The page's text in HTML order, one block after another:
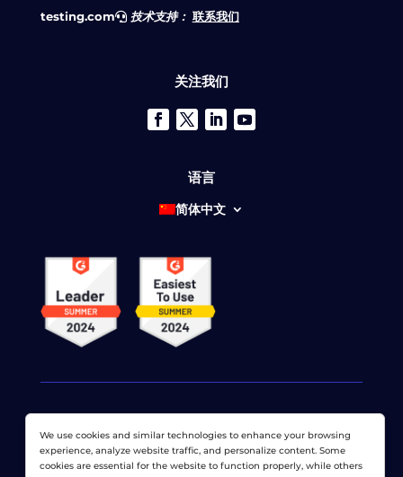
testing.com
技术支持： 联系我们
关注我们
语言
简体中文
© 2026 网络显示器公司 版权所有。 LoadView 是 Dotcom-
Monitor公司
We use cookies and similar technologies to enhance your browsing
experience, analyze website traffic, and personalize content. Some
cookies are essential for the website to function properly, while others